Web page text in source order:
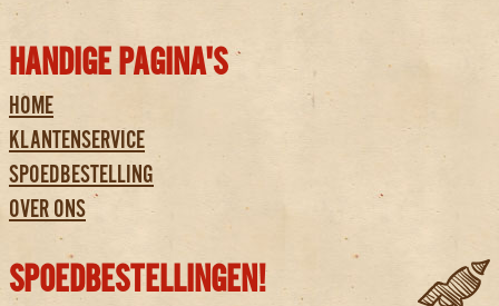
HANDIGE PAGINA'S
HOME
KLANTENSERVICE
SPOEDBESTELLING
OVER ONS
SPOEDBESTELLINGEN!